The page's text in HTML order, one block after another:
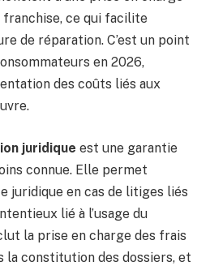
franchise, ce qui facilite
de réparation. C’est un point
en 2026,
des coûts liés aux
juridique est une garantie
connue. Elle permet
juridique en cas de litiges liés
lié à l’usage du
la prise en charge des frais
la constitution des dossiers, et